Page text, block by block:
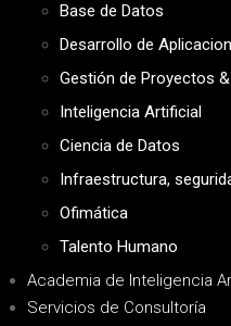
Base de Datos
Desarrollo de
Gestión de Proyectos
Inteligencia Artificial
Ciencia de Datos
Infraestructura,
Ofimática
Talento Humano
Academia de Inteligencia
Servicios de Consultoría